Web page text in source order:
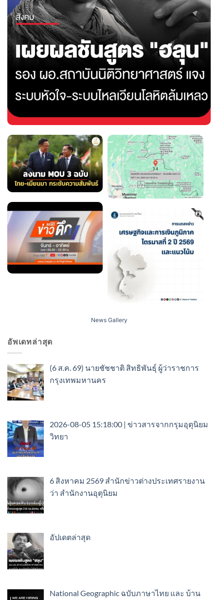
News Gallery
อัพเดทล่าสุด
(6 ส.ค. 69) นายชัชชาติ สิทธิพันธุ์ ผู้ว่าราชการ
กรุงเทพมหานคร
2026-08-05 15:18:00 | ข่าวสารจากกรุมอุตุนิยม
วิทยา
6 สิงหาคม 2569 สำนักข่าวต่างประเทศรายงาน
ว่า สำนักงานอุตุนิยม
อัปเดตล่าสุด
National Geographic ฉบับภาษาไทย และ บ้าน